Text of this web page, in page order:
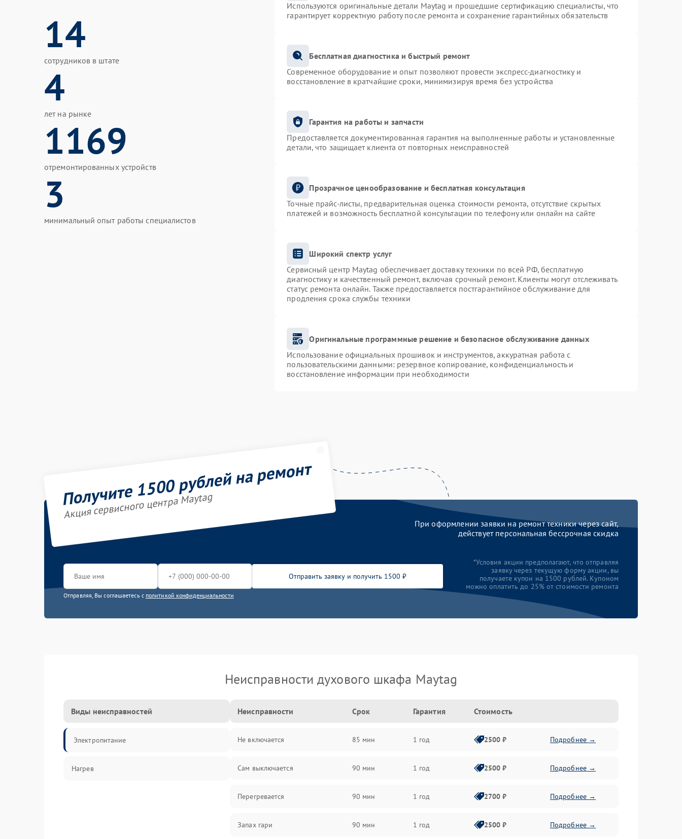
14
сотрудников в штате
4
лет на рынке
1169
отремонтированных устройств
3
минимальный опыт работы специалистов
Используются оригинальные детали Maytag и прошедшие сертификацию специалисты, что
гарантирует корректную работу после ремонта и сохранение гарантийных обязательств
Бесплатная диагностика и быстрый ремонт
Современное оборудование и опыт позволяют провести экспресс-диагностику и
восстановление в кратчайшие сроки, минимизируя время без устройства
Гарантия на работы и запчасти
Предоставляется документированная гарантия на выполненные работы и установленные
детали, что защищает клиента от повторных неисправностей
Прозрачное ценообразование и бесплатная консультация
Точные прайс-листы, предварительная оценка стоимости ремонта, отсутствие скрытых
платежей и возможность бесплатной консультации по телефону или онлайн на сайте
Широкий спектр услуг
Сервисный центр Maytag обеспечивает доставку техники по всей РФ, бесплатную
диагностику и качественный ремонт, включая срочный ремонт. Клиенты могут отслеживать
статус ремонта онлайн. Также предоставляется постгарантийное обслуживание для
продления срока службы техники
Оригинальные программные решение и безопасное обслуживание данных
Использование официальных прошивок и инструментов, аккуратная работа с
пользовательскими данными: резервное копирование, конфиденциальность и
восстановление информации при необходимости
Получите 1500 рублей на ремонт
Акция сервисного центра Maytag
При оформлении заявки на ремонт техники через сайт,
действует персональная бессрочная скидка
Отправить заявку и получить 1500 ₽
Отправляя, Вы соглашаетесь с политикой конфиденциальности
*Условия акции предполагают, что отправляя
заявку через текущую форму акции, вы
получаете купон на 1500 рублей. Купоном
можно оплатить до 25% от стоимости ремонта
Неисправности духового шкафа Maytag
Виды неисправностей
Электропитание
Нагрев
Неисправности Срок Гарантия Стоимость
Не включается 85 мин 1 год 2500 ₽ Подробнее →
Сам выключается 90 мин 1 год 2500 ₽ Подробнее →
Перегревается 90 мин 1 год 2700 ₽ Подробнее →
Запах гари 90 мин 1 год 2500 ₽ Подробнее →